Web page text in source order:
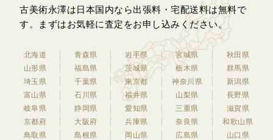
古美術永澤は日本国内なら出張料・宅配送料は無料で
す。
まずはお気軽に査定をお申し込みください。
北海道 青森県 岩手県 宮城県
秋田県
山形県
福島県 茨城県 栃木県
群馬県
埼玉県
千葉県 東京都 神奈川県
新潟県
富山県
石川県 福井県 山梨県
長野県
岐阜県
静岡県 愛知県 三重県
滋賀県
京都府
大阪府 兵庫県 奈良県
和歌山県
鳥取県
島根県 岡山県 広島県
山口県